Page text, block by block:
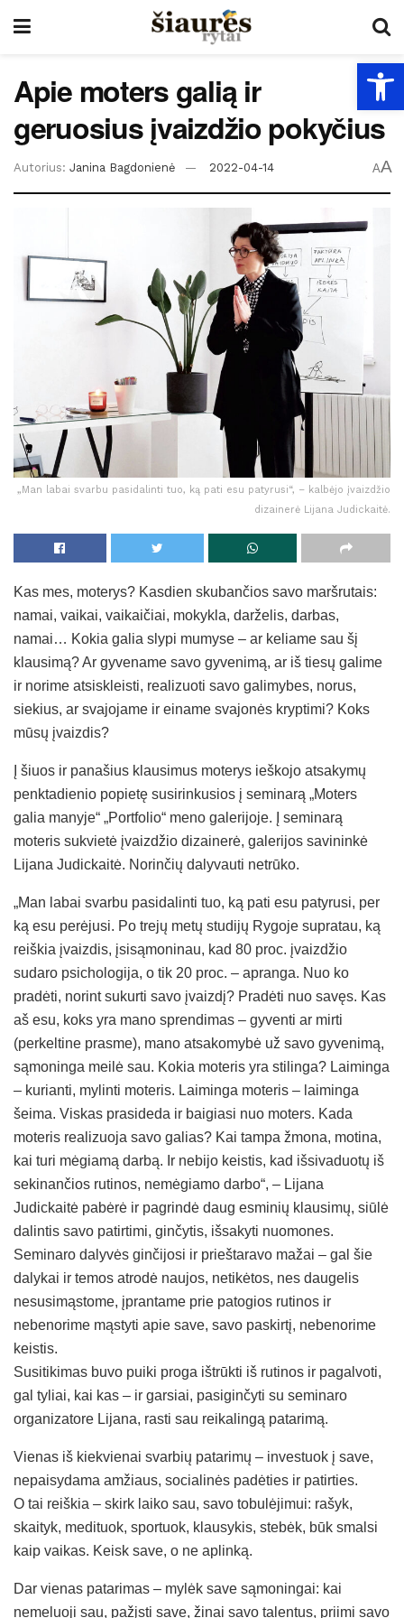
Apie moters galią ir
geruosius įvaizdžio pokyčius
Autorius: Janina Bagdonienė 2022-04-14 AA
„Man labai svarbu pasidalinti tuo, ką pati esu patyrusi“, – kalbėjo įvaizdžio
dizainerė Lijana Judickaitė.
Kas mes, moterys? Kasdien skubančios savo maršrutais:
namai, vaikai, vaikaičiai, mokykla, darželis, darbas,
namai… Kokia galia slypi mumyse – ar keliame sau šį
klausimą? Ar gyvename savo gyvenimą, ar iš tiesų galime
ir norime atsiskleisti, realizuoti savo galimybes, norus,
siekius, ar svajojame ir einame svajonės kryptimi? Koks
mūsų įvaizdis?
Į šiuos ir panašius klausimus moterys ieškojo atsakymų
penktadienio popietę susirinkusios į seminarą „Moters
galia manyje“ „Portfolio“ meno galerijoje. Į seminarą
moteris sukvietė įvaizdžio dizainerė, galerijos savininkė
Lijana Judickaitė. Norinčių dalyvauti netrūko.
„Man labai svarbu pasidalinti tuo, ką pati esu patyrusi, per
ką esu perėjusi. Po trejų metų studijų Rygoje supratau, ką
reiškia įvaizdis, įsisąmoninau, kad 80 proc. įvaizdžio
sudaro psichologija, o tik 20 proc. – apranga. Nuo ko
pradėti, norint sukurti savo įvaizdį? Pradėti nuo savęs. Kas
aš esu, koks yra mano sprendimas – gyventi ar mirti
(perkeltine prasme), mano atsakomybė už savo gyvenimą,
sąmoninga meilė sau. Kokia moteris yra stilinga? Laiminga
– kurianti, mylinti moteris. Laiminga moteris – laiminga
šeima. Viskas prasideda ir baigiasi nuo moters. Kada
moteris realizuoja savo galias? Kai tampa žmona, motina,
kai turi mėgiamą darbą. Ir nebijo keistis, kad išsivaduotų iš
sekinančios rutinos, nemėgiamo darbo“, – Lijana
Judickaitė pabėrė ir pagrindė daug esminių klausimų, siūlė
dalintis savo patirtimi, ginčytis, išsakyti nuomones.
Seminaro dalyvės ginčijosi ir prieštaravo mažai – gal šie
dalykai ir temos atrodė naujos, netikėtos, nes daugelis
nesusimąstome, įprantame prie patogios rutinos ir
nebenorime mąstyti apie save, savo paskirtį, nebenorime
keistis.
Susitikimas buvo puiki proga ištrūkti iš rutinos ir pagalvoti,
gal tyliai, kai kas – ir garsiai, pasiginčyti su seminaro
organizatore Lijana, rasti sau reikalingą patarimą.
Vienas iš kiekvienai svarbių patarimų – investuok į save,
nepaisydama amžiaus, socialinės padėties ir patirties.
O tai reiškia – skirk laiko sau, savo tobulėjimui: rašyk,
skaityk, medituok, sportuok, klausykis, stebėk, būk smalsi
kaip vaikas. Keisk save, o ne aplinką.
Dar vienas patarimas – mylėk save sąmoningai: kai
nemeluoji sau, pažįsti save, žinai savo talentus, priimi savo